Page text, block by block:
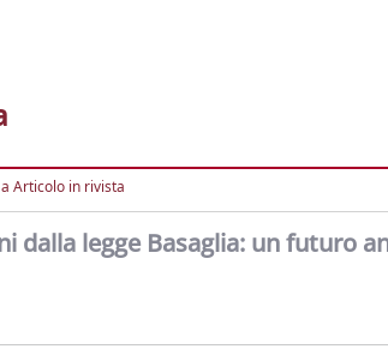
Articolo in rivista
dalla legge Basaglia: un futuro